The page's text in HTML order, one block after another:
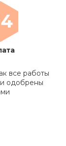
все работы
одобрены